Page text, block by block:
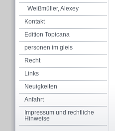
Weißmüller, Alexey
Kontakt
Edition Topicana
personen im gleis
Recht
Links
Neuigkeiten
Anfahrt
Impressum und rechtliche
Hinweise